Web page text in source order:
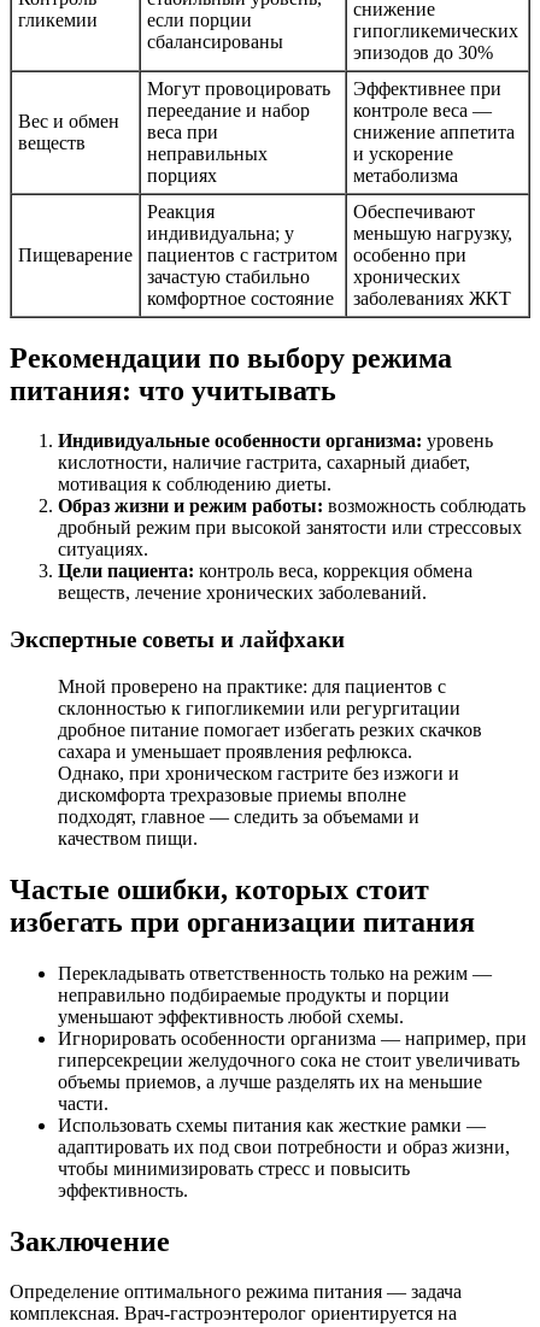
гликемии
если порции
сбалансированы
снижение
гипогликемических
эпизодов до 30%
Вес и обмен
веществ
Могут провоцировать
переедание и набор
веса при
неправильных
порциях
Эффективнее при
контроле веса —
снижение аппетита
и ускорение
метаболизма
Пищеварение
Реакция
индивидуальна; у
пациентов с гастритом
зачастую стабильно
комфортное состояние
Обеспечивают
меньшую нагрузку,
особенно при
хронических
заболеваниях ЖКТ
Рекомендации по выбору режима
питания: что учитывать
Индивидуальные особенности организма: уровень
кислотности, наличие гастрита, сахарный диабет,
мотивация к соблюдению диеты.
Образ жизни и режим работы: возможность соблюдать
дробный режим при высокой занятости или стрессовых
ситуациях.
Цели пациента: контроль веса, коррекция обмена
веществ, лечение хронических заболеваний.
Экспертные советы и лайфхаки
Мной проверено на практике: для пациентов с
склонностью к гипогликемии или регургитации
дробное питание помогает избегать резких скачков
сахара и уменьшает проявления рефлюкса.
Однако, при хроническом гастрите без изжоги и
дискомфорта трехразовые приемы вполне
подходят, главное — следить за объемами и
качеством пищи.
Частые ошибки, которых стоит
избегать при организации питания
Перекладывать ответственность только на режим —
неправильно подбираемые продукты и порции
уменьшают эффективность любой схемы.
Игнорировать особенности организма — например, при
гиперсекреции желудочного сока не стоит увеличивать
объемы приемов, а лучше разделять их на меньшие
части.
Использовать схемы питания как жесткие рамки —
адаптировать их под свои потребности и образ жизни,
чтобы минимизировать стресс и повысить
эффективность.
Заключение
Определение оптимального режима питания — задача
комплексная. Врач-гастроэнтеролог ориентируется на